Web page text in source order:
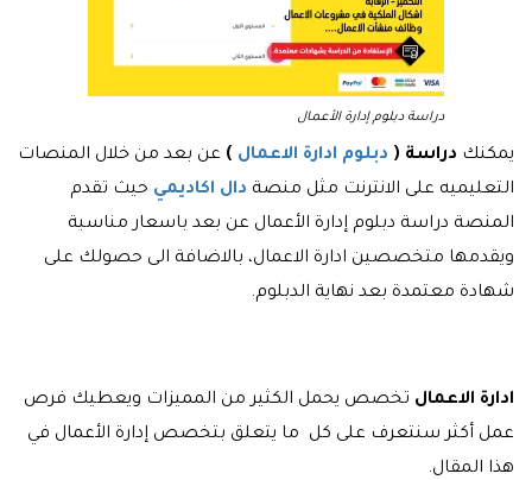
دراسة دبلوم إدارة الأعمال
يمكنك دراسة ( دبلوم ادارة الاعمال ) عن بعد من خلال المنصات
التعليميه على الانترنت مثل منصة دال اكاديمي حيث تقدم
المنصة دراسة دبلوم إدارة الأعمال عن بعد باسعار مناسبة
ويقدمها متخصصين ادارة الاعمال، بالاضافة الى حصولك على
شهادة معتمدة بعد نهاية الدبلوم.
ادارة الاعمال تخصص يحمل الكثير من المميزات ويعطيك فرص
عمل أكثر سنتعرف على كل ما يتعلق بتخصص إدارة الأعمال في
هذا المقال.